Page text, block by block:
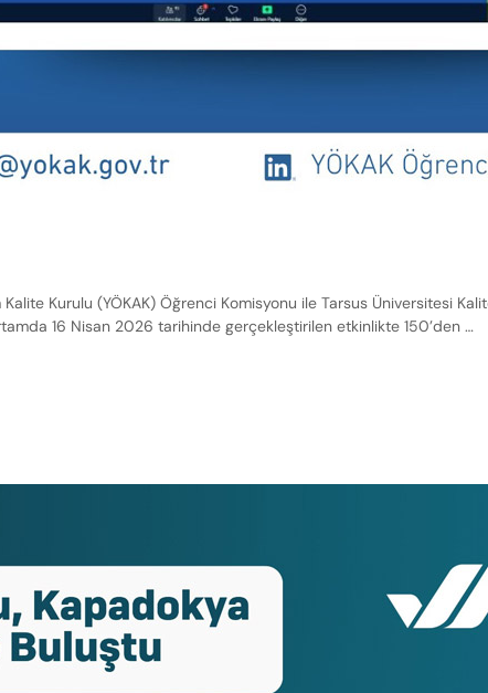
Kurulu (YÖKAK) Öğrenci Komisyonu ile Tarsus Üniversitesi
16 Nisan 2026 tarihinde gerçekleştirilen etkinlikte 150’den …